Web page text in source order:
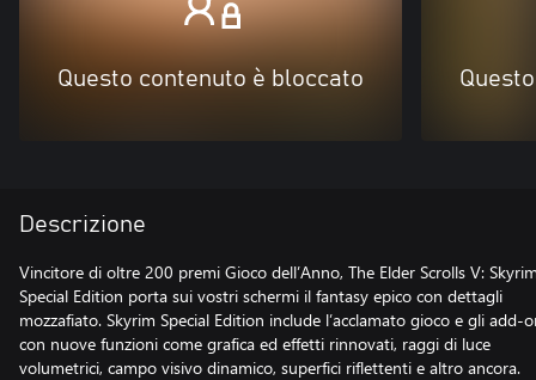
Questo contenuto è bloccato
Descrizione
Vincitore di oltre 200 premi Gioco dell’Anno, The Elder Scrolls V:
Special Edition porta sui vostri schermi il fantasy epico con dettagli
mozzafiato. Skyrim Special Edition include l’acclamato gioco e gli add-
con nuove funzioni come grafica ed effetti rinnovati, raggi di luce
volumetrici, campo visivo dinamico, superfici riflettenti e altro ancora.